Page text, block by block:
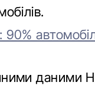
90%
даними